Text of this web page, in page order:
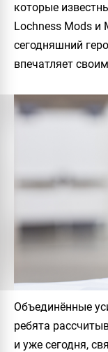
которые
Lochness Mods и
сегодняшний
впечатляет
Объединённые
ребята
и уже сегодня,